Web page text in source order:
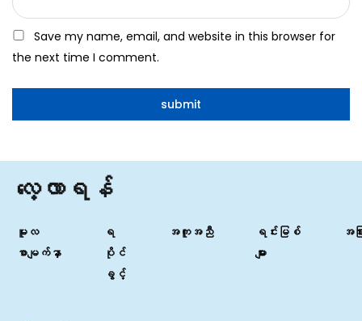
Save my name, email, and website in this browser for
the next time I comment.
လေ့လာရန်
မူလ
စာမျက်နှာ
ရ
ပိုင်
ခွင့်
အကူအညီ
ရင်းမြစ်
များ
အခြ